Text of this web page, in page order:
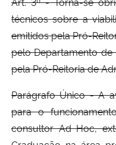
técnicos sobre a
emitidos pela Pró-
pelo Departamento
pela Pró-Reitoria de
Parágrafo Único - A
para o
consultor Ad Hoc,